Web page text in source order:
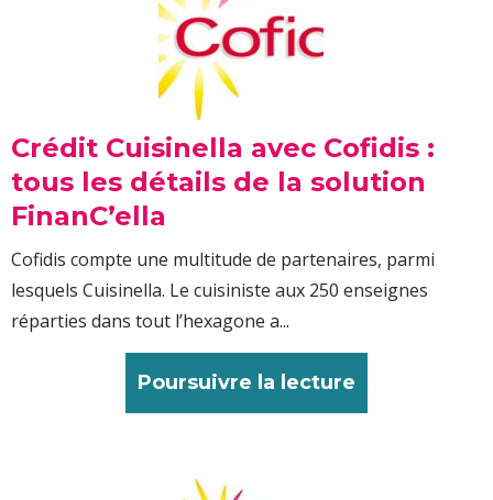
Crédit Cuisinella avec Cofidis :
tous les détails de la solution
FinanC’ella
Cofidis compte une multitude de partenaires, parmi
lesquels Cuisinella. Le cuisiniste aux 250 enseignes
réparties dans tout l’hexagone a...
Poursuivre la lecture